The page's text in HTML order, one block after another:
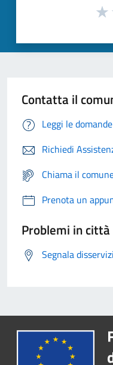
Contatta il
Leggi le
Richiedi
Chiama il
Prenota un
Problemi in città
Segnala